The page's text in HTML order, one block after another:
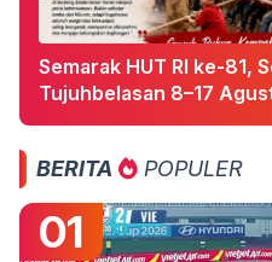
Semarak HUT RI ke-81,
Tujuhbelasan 8–17
BERITA POPULER
01